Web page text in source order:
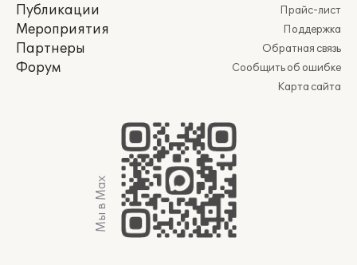
Публикации
Мероприятия
Партнеры
Форум
Прайс-лист
Поддержка
Обратная связь
Сообщить об ошибке
Карта сайта
Мы в Max